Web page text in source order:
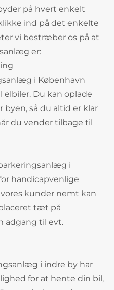
på hvert enkelt
ind på det enkelte
vi bestræber os på at
er:
i København
Du kan oplade
byen, så du altid er klar
du vender tilbage til
i
handicapvenlige
kunder nemt kan
tæt på
adgang til evt.
i indre by har
for at hente din bil,